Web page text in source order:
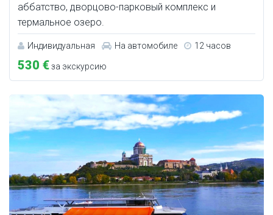
аббатство, дворцово-парковый комплекс и
термальное озеро.
Индивидуальная На автомобиле 12 часов
530 €за экскурсию